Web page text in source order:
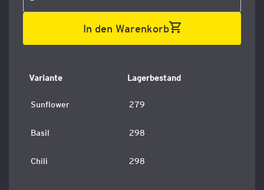
In den Warenkorb
Variante Lagerbestand
Sunflower 279
Basil 298
Chili 298